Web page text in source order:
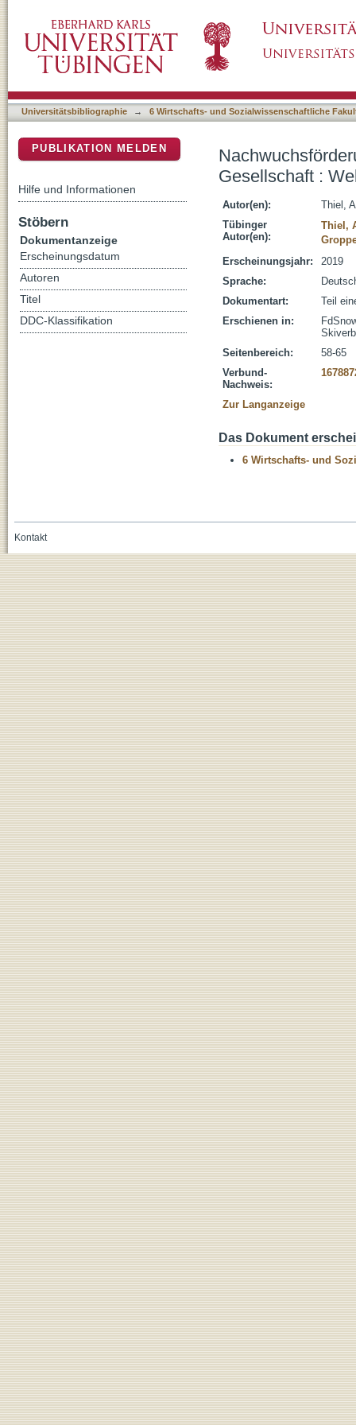
Herausforderungen stellen sich?
Universitätsbibliographie → 6 Wirtschafts- und Sozialwissenschaftliche
Gesellschaft :
Autor(en):
Thiel,
Tübinger
Autor(en):
Thiel,
Erscheinungsjahr:
2019
Sprache:
Dokumentart:
Teil
Erschienen in:
Seitenbereich:
58-65
Verbund-
Nachweis:
Zur Langanzeige
Das Dokument
6 Wirtschafts- und
PUBLIKATION MELDEN
Hilfe und Informationen
Stöbern
Dokumentanzeige
Erscheinungsdatum
Autoren
Titel
DDC-Klassifikation
Kontakt